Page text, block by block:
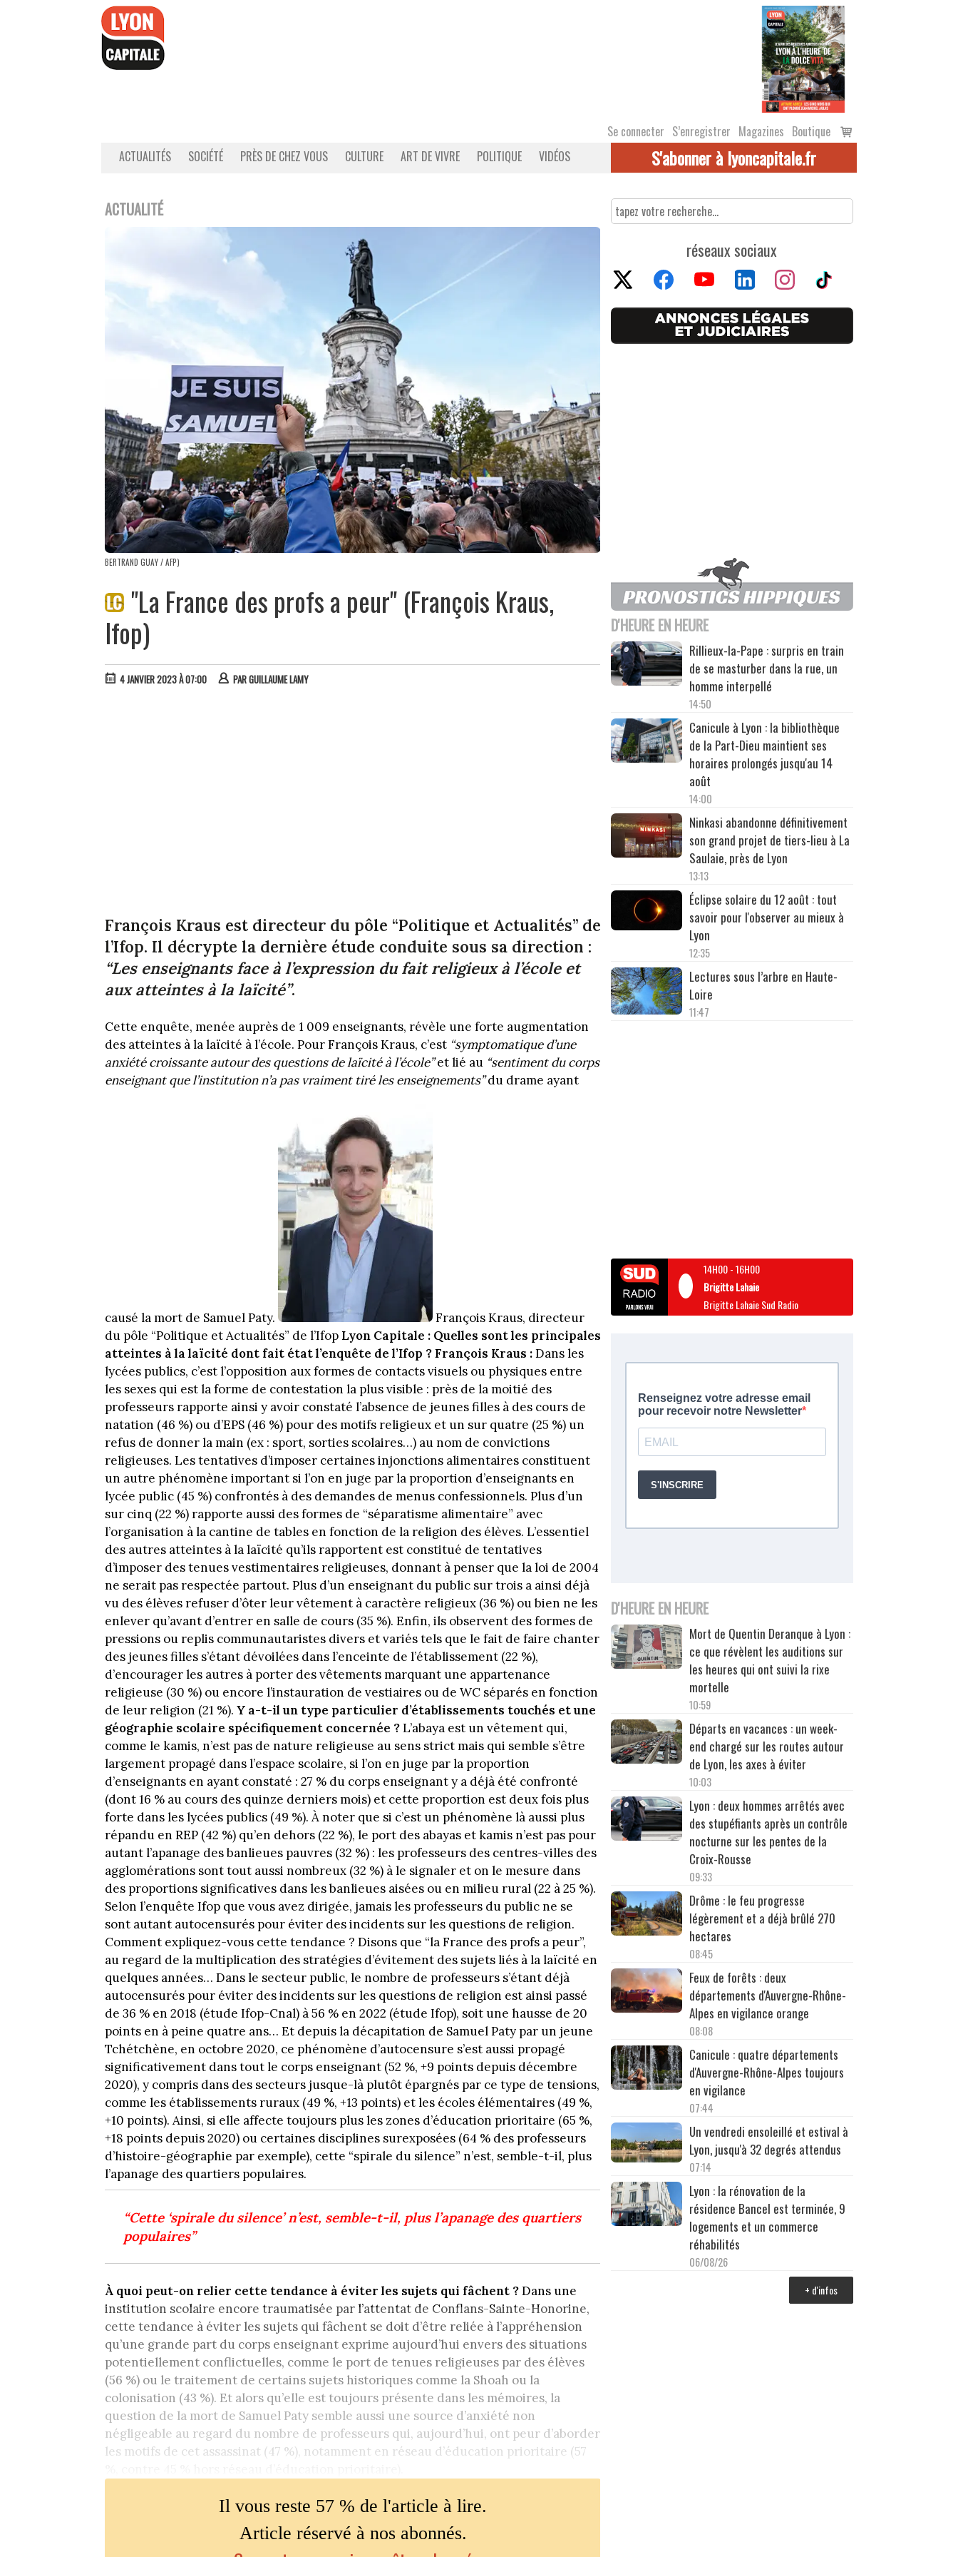
Se connecter S’enregistrer Magazines Boutique
Voir
le
ACTUALITÉS SOCIÉTÉ PRÈS DE CHEZ VOUS CULTURE ART DE VIVRE POLITIQUE VIDÉOS S'abonner à lyoncapitale.fr
ACTUALITÉ
BERTRAND GUAY / AFP)
"La France des profs a peur" (François Kraus,
Ifop)
4 JANVIER 2023 À 07:00 PARGUILLAUME LAMY
François Kraus est directeur du pôle “Politique et Actualités” de
l’Ifop. Il décrypte la dernière étude conduite sous sa direction :
“Les enseignants face à l’expression du fait religieux à l’école et
aux atteintes à la laïcité”.
Cette enquête, menée auprès de 1 009 enseignants, révèle une forte augmentation
des atteintes à la laïcité à l’école. Pour François Kraus, c’est “symptomatique d’une
anxiété croissante autour des questions de laïcité à l’école”et lié au “sentiment du corps
enseignant que l’institution n’a pas vraiment tiré les enseignements”du drame ayant
causé la mort de Samuel Paty.
François Kraus, directeur
du pôle “Politique et Actualités” de l’Ifop Lyon Capitale : Quelles sont les principales
atteintes à la laïcité dont fait état l’enquête de l’Ifop ?François Kraus :Dans les
lycées publics, c’est l’opposition aux formes de contacts visuels ou physiques entre
les sexes qui est la forme de contestation la plus visible : près de la moitié des
professeurs rapporte ainsi y avoir constaté l’absence de jeunes filles à des cours de
natation (46 %) ou d’EPS (46 %) pour des motifs religieux et un sur quatre (25 %) un
refus de donner la main (ex : sport, sorties scolaires…) au nom de convictions
religieuses. Les tentatives d’imposer certaines injonctions alimentaires constituent
un autre phénomène important si l’on en juge par la proportion d’enseignants en
lycée public (45 %) confrontés à des demandes de menus confessionnels. Plus d’un
sur cinq (22 %) rapporte aussi des formes de “séparatisme alimentaire” avec
l’organisation à la cantine de tables en fonction de la religion des élèves. L’essentiel
des autres atteintes à la laïcité qu’ils rapportent est constitué de tentatives
d’imposer des tenues vestimentaires religieuses, donnant à penser que la loi de 2004
ne serait pas respectée partout. Plus d’un enseignant du public sur trois a ainsi déjà
vu des élèves refuser d’ôter leur vêtement à caractère religieux (36 %) ou bien ne les
enlever qu’avant d’entrer en salle de cours (35 %). Enfin, ils observent des formes de
pressions ou replis communautaristes divers et variés tels que le fait de faire chanter
des jeunes filles s’étant dévoilées dans l’enceinte de l’établissement (22 %),
d’encourager les autres à porter des vêtements marquant une appartenance
religieuse (30 %) ou encore l’instauration de vestiaires ou de WC séparés en fonction
de leur religion (21 %). Y a-t-il un type particulier d’établissements touchés et une
géographie scolaire spécifiquement concernée ?L’abaya est un vêtement qui,
comme le kamis, n’est pas de nature religieuse au sens strict mais qui semble s’être
largement propagé dans l’espace scolaire, si l’on en juge par la proportion
d’enseignants en ayant constaté : 27 % du corps enseignant y a déjà été confronté
(dont 16 % au cours des quinze derniers mois) et cette proportion est deux fois plus
forte dans les lycées publics (49 %). À noter que si c’est un phénomène là aussi plus
répandu en REP (42 %) qu’en dehors (22 %), le port des abayas et kamis n’est pas pour
autant l’apanage des banlieues pauvres (32 %) : les professeurs des centres-villes des
agglomérations sont tout aussi nombreux (32 %) à le signaler et on le mesure dans
des proportions significatives dans les banlieues aisées ou en milieu rural (22 à 25 %).
Selon l’enquête Ifop que vous avez dirigée, jamais les professeurs du public ne se
sont autant autocensurés pour éviter des incidents sur les questions de religion.
Comment expliquez-vous cette tendance ? Disons que “la France des profs a peur”,
au regard de la multiplication des stratégies d’évitement des sujets liés à la laïcité en
quelques années… Dans le secteur public, le nombre de professeurs s’étant déjà
autocensurés pour éviter des incidents sur les questions de religion est ainsi passé
de 36 % en 2018 (étude Ifop-Cnal) à 56 % en 2022 (étude Ifop), soit une hausse de 20
points en à peine quatre ans… Et depuis la décapitation de Samuel Paty par un jeune
Tchétchène, en octobre 2020, ce phénomène d’autocensure s’est aussi propagé
significativement dans tout le corps enseignant (52 %, +9 points depuis décembre
2020), y compris dans des secteurs jusque-là plutôt épargnés par ce type de tensions,
comme les établissements ruraux (49 %, +13 points) et les écoles élémentaires (49 %,
+10 points). Ainsi, si elle affecte toujours plus les zones d’éducation prioritaire (65 %,
+18 points depuis 2020) ou certaines disciplines surexposées (64 % des professeurs
d’histoire-géographie par exemple), cette “spirale du silence” n’est, semble-t-il, plus
l’apanage des quartiers populaires.
“Cette ‘spirale du silence’ n’est, semble-t-il, plus l’apanage des quartiers
populaires”
À quoi peut-on relier cette tendance à éviter les sujets qui fâchent ?Dans une
institution scolaire encore traumatisée par l’attentat de Conflans-Sainte-Honorine,
cette tendance à éviter les sujets qui fâchent se doit d’être reliée à l’appréhension
qu’une grande part du corps enseignant exprime aujourd’hui envers des situations
potentiellement conflictuelles, comme le port de tenues religieuses par des élèves
(56 %) ou le traitement de certains sujets historiques comme la Shoah ou la
colonisation (43 %). Et alors qu’elle est toujours présente dans les mémoires, la
question de la mort de Samuel Paty semble aussi une source d’anxiété non
négligeable au regard du nombre de professeurs qui, aujourd’hui, ont peur d’aborder
les motifs de cet assassinat (47 %), notamment en réseau d’éducation prioritaire (57
Il vous reste 57 % de l'article à lire.
Article réservé à nos abonnés.
réseaux sociaux
D'HEURE EN HEURE
Rillieux-la-Pape : surpris en train
de se masturber dans la rue, un
homme interpellé
14:50
Canicule à Lyon : la bibliothèque
de la Part-Dieu maintient ses
horaires prolongés jusqu'au 14
août
14:00
Ninkasi abandonne définitivement
son grand projet de tiers-lieu à La
Saulaie, près de Lyon
13:13
Éclipse solaire du 12 août : tout
savoir pour l'observer au mieux à
Lyon
12:35
Lectures sous l’arbre en Haute-
Loire
11:47
14H00-16H00
Brigitte Lahaie
Brigitte Lahaie Sud Radio
D'HEURE EN HEURE
Mort de Quentin Deranque à Lyon :
ce que révèlent les auditions sur
les heures qui ont suivi la rixe
mortelle
10:59
Départs en vacances : un week-
end chargé sur les routes autour
de Lyon, les axes à éviter
10:03
Lyon : deux hommes arrêtés avec
des stupéfiants après un contrôle
nocturne sur les pentes de la
Croix-Rousse
09:33
Drôme : le feu progresse
légèrement et a déjà brûlé 270
hectares
08:45
Feux de forêts : deux
départements d'Auvergne-Rhône-
Alpes en vigilance orange
08:08
Canicule : quatre départements
d'Auvergne-Rhône-Alpes toujours
en vigilance
07:44
Un vendredi ensoleillé et estival à
Lyon, jusqu'à 32 degrés attendus
07:14
Lyon : la rénovation de la
résidence Bancel est terminée, 9
logements et un commerce
réhabilités
06/08/26
+ d'infos